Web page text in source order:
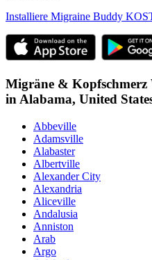
Installiere Migraine Buddy
Migräne & Kopfschmerz
in Alabama, United
Abbeville
Adamsville
Alabaster
Albertville
Alexander City
Alexandria
Aliceville
Andalusia
Anniston
Arab
Argo